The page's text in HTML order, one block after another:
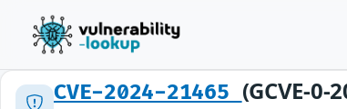
CVE-2024-21465 (GCVE-0-